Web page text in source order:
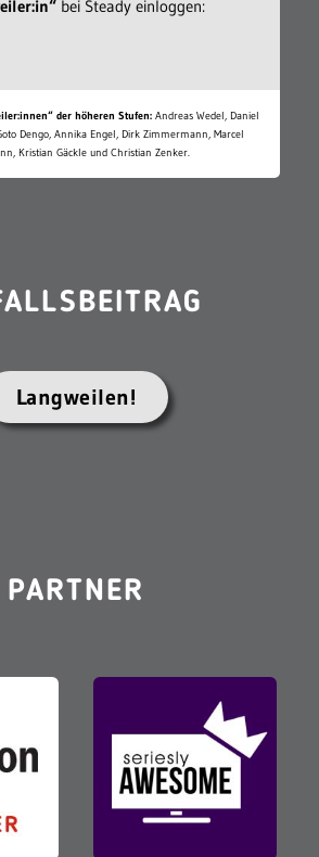
bei Steady einloggen:
der höheren Stufen: Andreas Wedel, Daniel
Dengo, Annika Engel, Dirk Zimmermann, Marcel
Kristian Gäckle und Christian Zenker.
Langweilen!
PARTNER